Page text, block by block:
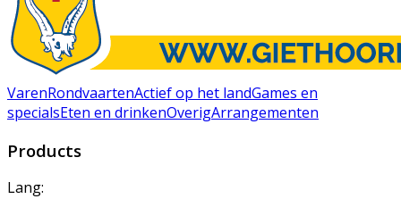
VarenRondvaartenActief op het landGames en
specialsEten en drinkenOverigArrangementen
Products
Lang: